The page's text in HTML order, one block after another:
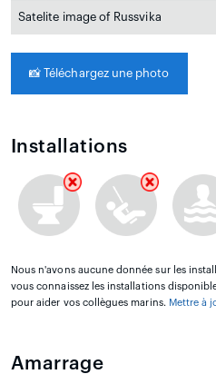
Satelite image of Russvika
📸 Téléchargez une photo
Installations
Nous n'avons aucune donnée sur les
vous connaissez les installations
pour aider vos collègues marins. Mettre à
Amarrage